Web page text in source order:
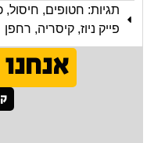
תגיות: חטופים, חיסול,
פייק ניוז, קיסריה, רחפן